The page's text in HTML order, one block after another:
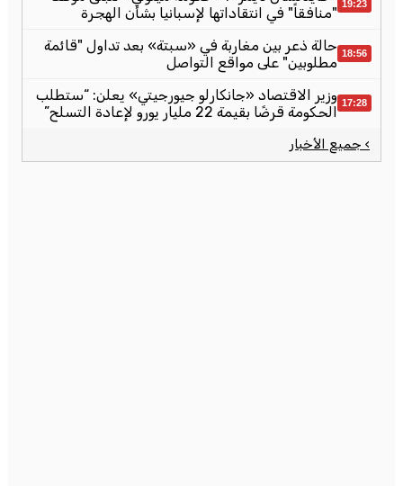
19:23
"منافقاً" في انتقاداتها لإسبانيا بشأن الهجرة
18:56 حالة ذعر بين مغاربة في «سبتة» بعد تداول "قائمة
مطلوبين" على مواقع التواصل
17:28 وزير الاقتصاد «جانكارلو جيورجيتي» يعلن: “ستطلب
الحكومة قرضًا بقيمة 22 مليار يورو لإعادة التسلح”
› جميع الأخبار